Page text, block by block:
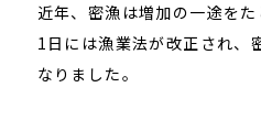
近年、密漁は増加の一途を
1日には漁業法が改正され、
なりました。